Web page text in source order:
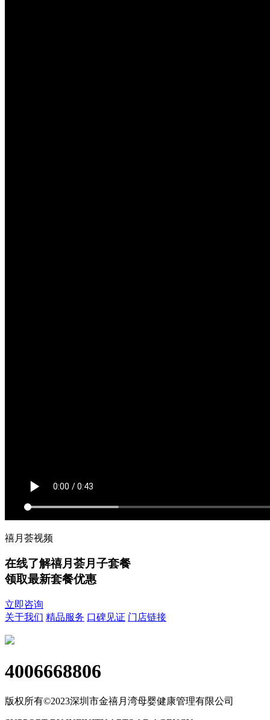
禧月荟视频
在线了解禧月荟月子套餐
领取最新套餐优惠
立即咨询
关于我们 精品服务 口碑见证 门店链接
4006668806
版权所有©2023深圳市金禧月湾母婴健康管理有限公司